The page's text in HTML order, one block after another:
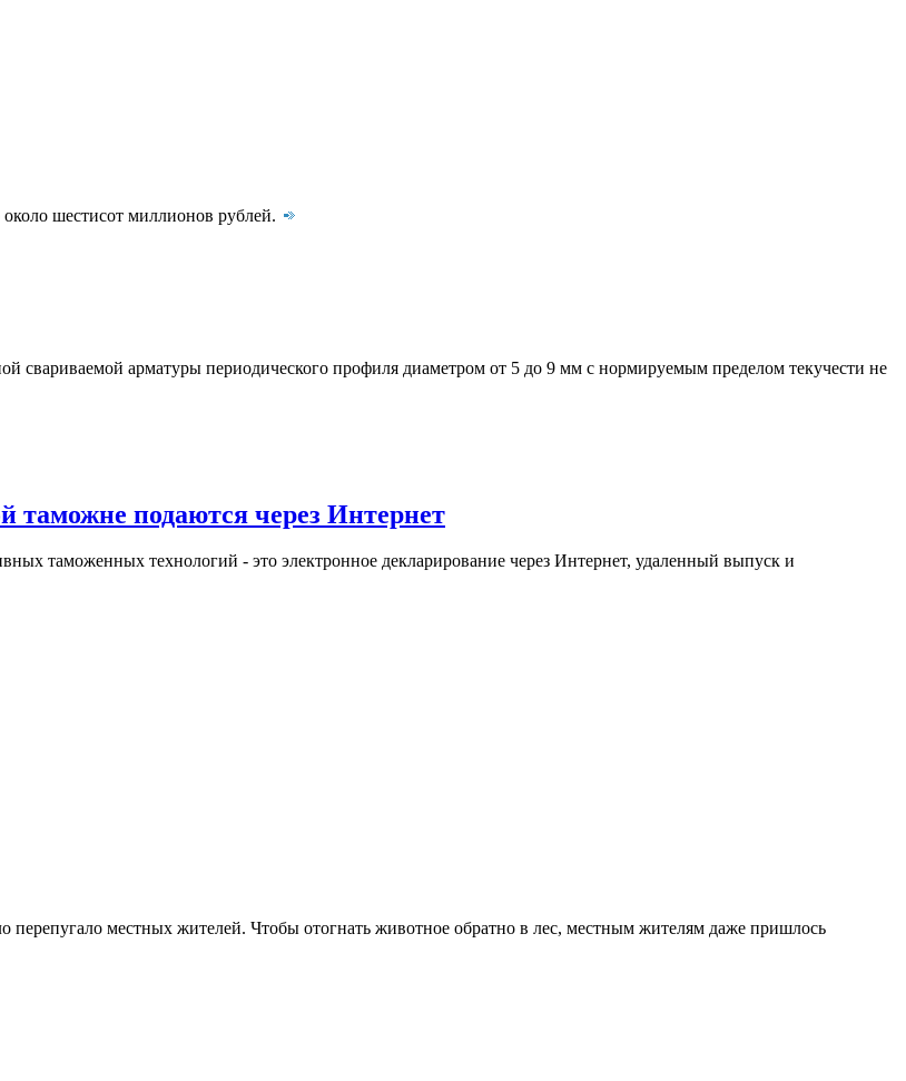
шестисот миллионов рублей.
арматуры периодического профиля диаметром от 5 до 9 мм с нормируемым пределом текучести не
таможне подаются через Интернет
таможенных технологий - это электронное декларирование через Интернет, удаленный выпуск и
перепугало местных жителей. Чтобы отогнать животное обратно в лес, местным жителям даже пришлось